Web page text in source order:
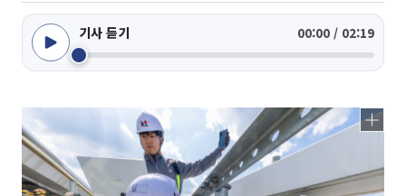
기사 듣기 00:00 / 02:19